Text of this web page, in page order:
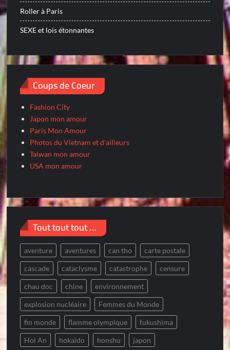
Roller à Paris
SEXE et lois étonnantes
Coups de Coeur
Fashion City
Japon mon amour
Paris Mon Amour
Photos du Vietnam et d'ailleurs
Taiwan mon amour
USA mon amour
Tout tout tout …
aventure aventures can tho carte postale
cascade cataclysme catastrophe censure
chau doc chine environnement
explosion nucléaire Femmes du Monde
fin monde flamme olympique fukushima
Hoi An hokaido honshu japon